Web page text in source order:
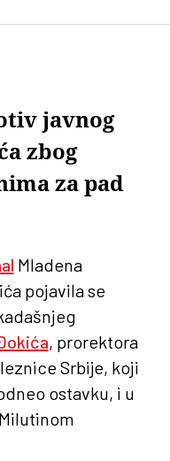
javnog
zbog
za pad
Mladena
pojavila se
, prorektora
Srbije, koji
ostavku, i u